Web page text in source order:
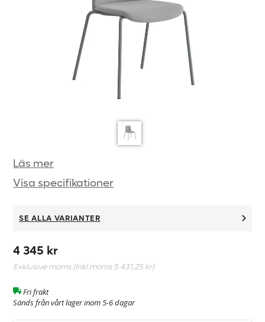
Läs mer
Visa specifikationer
SE ALLA VARIANTER
4 345 kr
Exklusive moms (Inkl moms5 431,25 kr)
Fri frakt
Sänds från vårt lager inom 5-6 dagar